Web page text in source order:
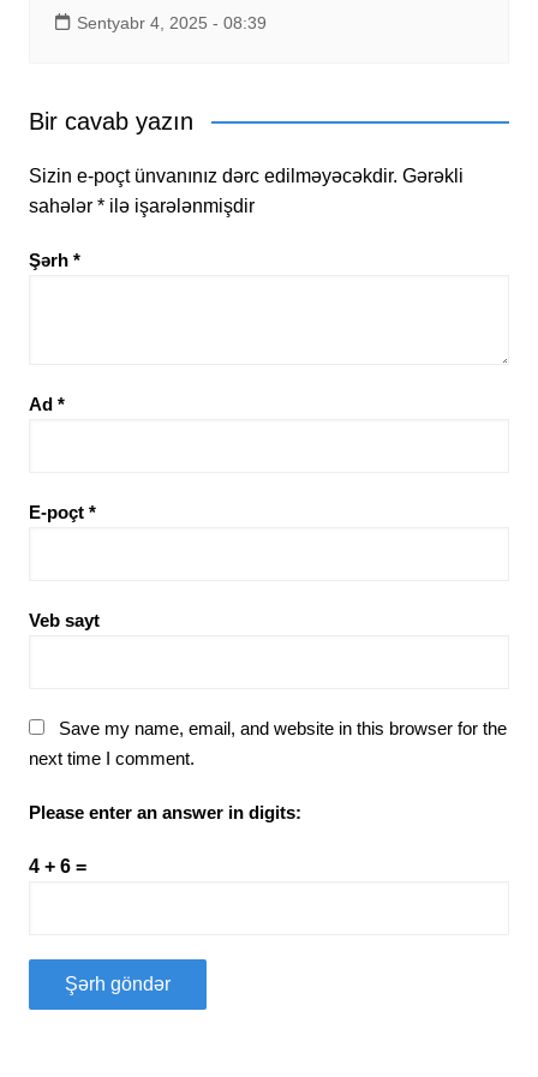
Sentyabr 4, 2025 - 08:39
Bir cavab yazın
Sizin e-poçt ünvanınız dərc edilməyəcəkdir. Gərəkli
sahələr *ilə işarələnmişdir
Şərh *
Ad *
E-poçt *
Veb sayt
Save my name, email, and website in this browser for the
next time I comment.
Please enter an answer in digits:
4 + 6 =